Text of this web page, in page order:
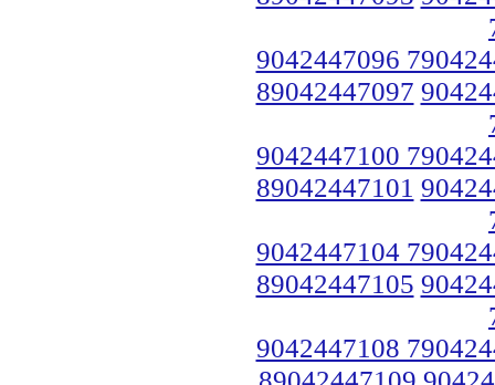
9042447096
89042447097
9042447100
89042447101
9042447104
89042447105
9042447108